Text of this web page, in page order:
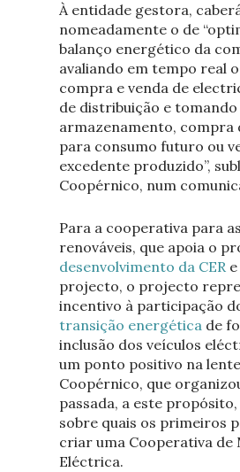
À entidade gestora,
nomeadamente o de
balanço energético da
avaliando em tempo real
compra e venda de
de distribuição e tomando
armazenamento, compra
para consumo futuro ou
excedente produzido”,
Coopérnico, num
Para a cooperativa para
renováveis, que apoia o
desenvolvimento da CERe
projecto, o projecto
incentivo à participação
transição energéticade
inclusão dos veículos
um ponto positivo na
Coopérnico, que
passada, a este
sobre quais os primeiros
criar uma Cooperativa de
Eléctrica.